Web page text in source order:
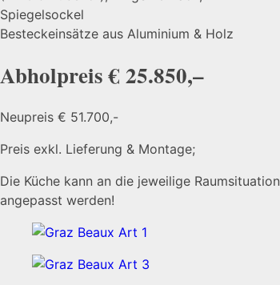
Spiegelsockel
Besteckeinsätze aus Aluminium & Holz
Abholpreis € 25.850,–
Neupreis € 51.700,-
Preis exkl. Lieferung & Montage;
Die Küche kann an die jeweilige Raumsituation
angepasst werden!